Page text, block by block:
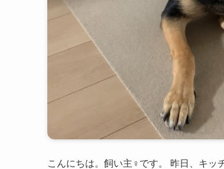
こんにちは。飼い主♀です。 昨日、キッ